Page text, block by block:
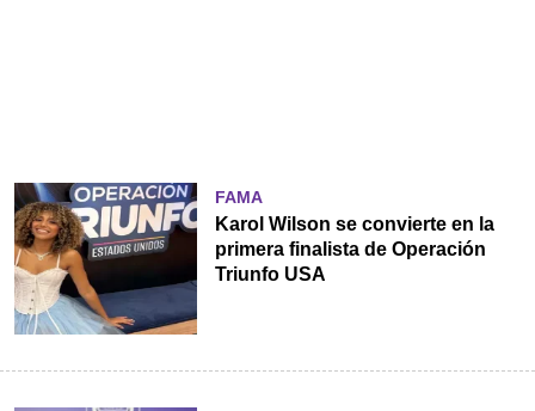
FAMA
Karol Wilson se convierte en la
primera finalista de Operación
Triunfo USA